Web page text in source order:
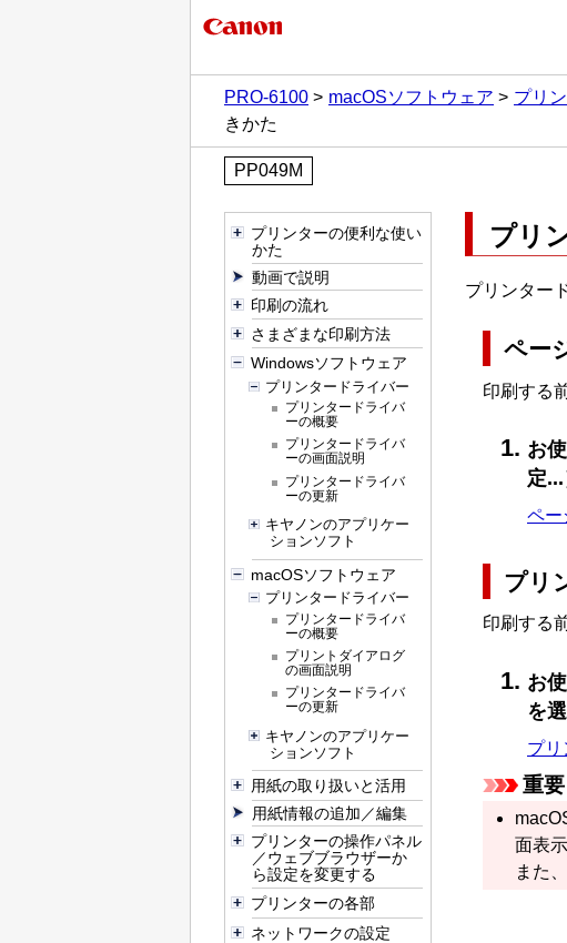
PRO-6100
macOSソフトウェア プリ
きかた
PP049M
プリンターの便利な使い
かた
動画で説明
印刷の流れ
さまざまな印刷方法
Windowsソフトウェア
プリンタードライバー
プリンタードライバ
ーの概要
プリンタードライバ
ーの画面説明
プリンタードライバ
ーの更新
キヤノンのアプリケー
ションソフト
macOSソフトウェア
プリンタードライバー
プリンタードライバ
ーの概要
プリントダイアログ
の画面説明
プリンタードライバ
ーの更新
キヤノンのアプリケー
ションソフト
用紙の取り扱いと活用
用紙情報の追加／編集
プリンターの操作パネル
／ウェブブラウザーか
ら設定を変更する
プリンターの各部
ネットワークの設定
プリ
プリンター
ペー
印刷する
お
定...
ペー
プリ
印刷する
お
を
プリ
重要
面表
また